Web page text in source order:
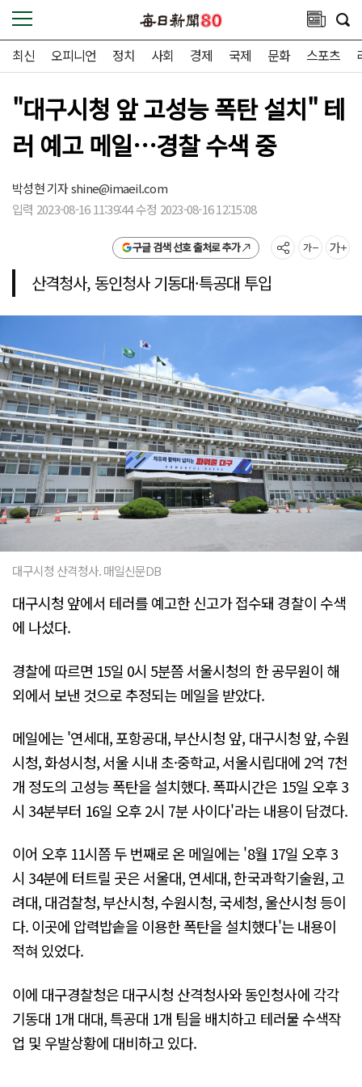
최신 오피니언 정치 사회 경제 국제 문화 스포츠
"대구시청 앞 고성능 폭탄 설치" 테
러 예고 메일…경찰 수색 중
박성현 기자shine@imaeil.com
입력 2023-08-16 11:39:44 수정 2023-08-16 12:15:08
구글 검색 선호 출처로 추가
산격청사, 동인청사 기동대·특공대 투입
대구시청 산격청사. 매일신문DB
대구시청 앞에서 테러를 예고한 신고가 접수돼 경찰이 수색
에 나섰다.
경찰에 따르면 15일 0시 5분쯤 서울시청의 한 공무원이 해
외에서 보낸 것으로 추정되는 메일을 받았다.
메일에는 '연세대, 포항공대, 부산시청 앞, 대구시청 앞, 수원
시청, 화성시청, 서울 시내 초·중학교, 서울시립대에 2억 7천
개 정도의 고성능 폭탄을 설치했다. 폭파시간은 15일 오후 3
시 34분부터 16일 오후 2시 7분 사이다'라는 내용이 담겼다.
이어 오후 11시쯤 두 번째로 온 메일에는 '8월 17일 오후 3
시 34분에 터트릴 곳은 서울대, 연세대, 한국과학기술원, 고
려대, 대검찰청, 부산시청, 수원시청, 국세청, 울산시청 등이
다. 이곳에 압력밥솥을 이용한 폭탄을 설치했다'는 내용이
적혀 있었다.
이에 대구경찰청은 대구시청 산격청사와 동인청사에 각각
기동대 1개 대대, 특공대 1개 팀을 배치하고 테러물 수색작
업 및 우발상황에 대비하고 있다.